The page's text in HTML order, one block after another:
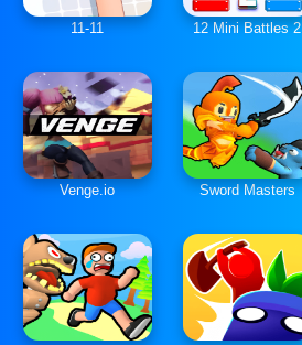
11-11 12 Mini Battles 2
Venge.io Sword Masters